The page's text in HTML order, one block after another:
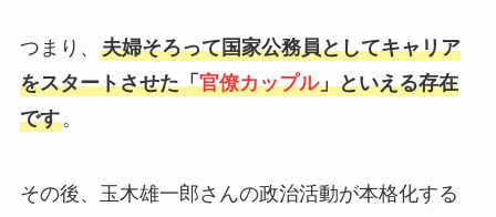
つまり、 夫婦そろって国家公務員としてキャリア
をスタートさせた「官僚カップル」といえる存在
です。
その後、玉木雄一郎さんの政治活動が本格化する